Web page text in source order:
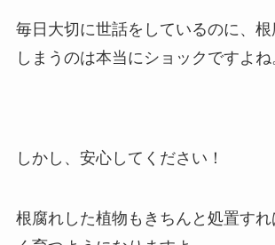
毎日大切に世話をしているのに、
しまうのは本当にショックですよね
しかし、安心してください！
根腐れした植物もきちんと処置すれ